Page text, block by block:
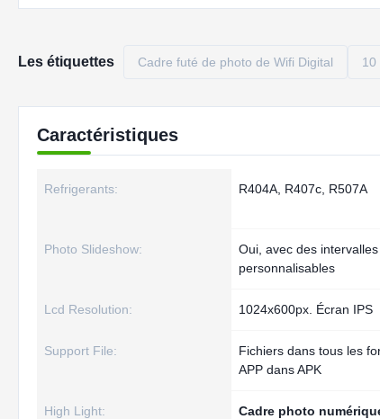
Les étiquettes Cadre futé de photo de Wifi Digital 10
Caractéristiques
Refrigerants: R404A, R407c, R507A
Photo Slideshow:
Oui, avec des intervalles
personnalisables
Lcd Resolution: 1024x600px. Écran IPS
Support File:
Fichiers dans tous les
APP dans APK
High Light: Cadre photo